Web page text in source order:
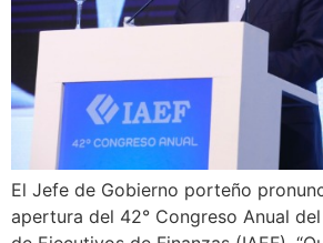
El Jefe de Gobierno porteño
apertura del 42° Congreso Anual